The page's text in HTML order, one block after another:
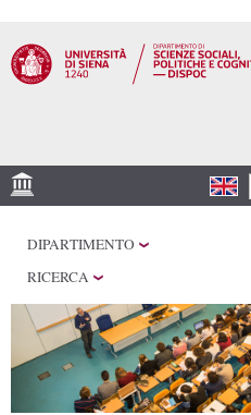
contenuto
principale
CENTRI DI RICERCA
LABORATORI
BIBLIOTECHE
SERVIZI
DIPARTIMENTO
RICERCA